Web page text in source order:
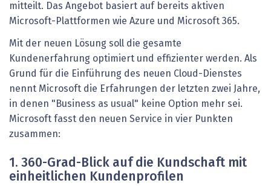
mitteilt. Das Angebot basiert auf bereits aktiven
Microsoft-Plattformen wie Azure und Microsoft 365.
Mit der neuen Lösung soll die gesamte
Kundenerfahrung optimiert und effizienter werden. Als
Grund für die Einführung des neuen Cloud-Dienstes
nennt Microsoft die Erfahrungen der letzten zwei Jahre,
in denen "Business as usual" keine Option mehr sei.
Microsoft fasst den neuen Service in vier Punkten
zusammen:
1. 360-Grad-Blick auf die Kundschaft mit
einheitlichen Kundenprofilen